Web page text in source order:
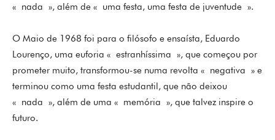
« nada », além de « uma festa, uma festa de juventude ».
O Maio de 1968 foi para o filósofo e ensaísta, Eduardo
Lourenço, uma euforia « estranhíssima », que começou por
prometer muito, transformou-se numa revolta « negativa » e
terminou como uma festa estudantil, que não deixou
« nada », além de uma « memória », que talvez inspire o
futuro.